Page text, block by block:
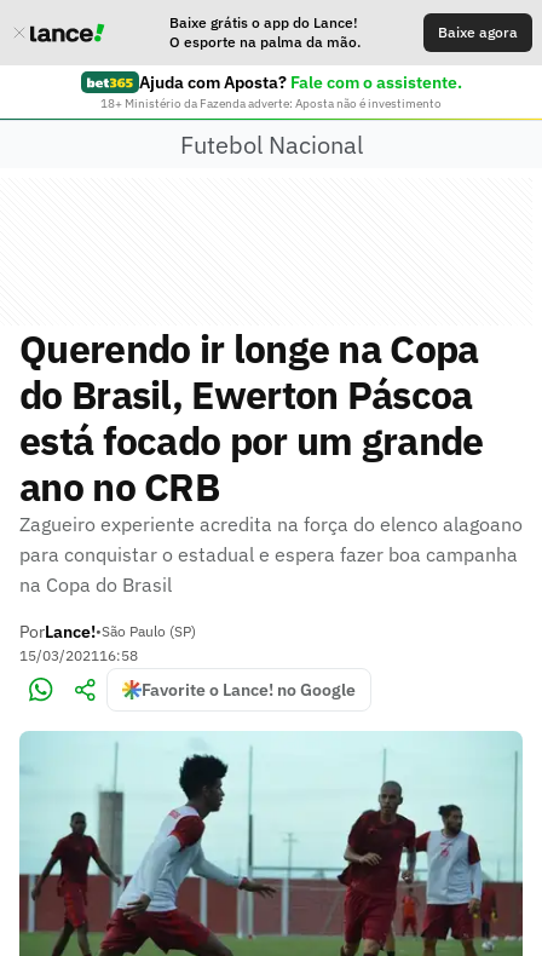
Baixe grátis o app do Lance!
O esporte na palma da mão.
Baixe agora
Ajuda com Aposta? Fale com o assistente.
18+ Ministério da Fazenda adverte: Aposta não é investimento
Futebol Nacional
Querendo ir longe na Copa
do Brasil, Ewerton Páscoa
está focado por um grande
ano no CRB
Zagueiro experiente acredita na força do elenco alagoano
para conquistar o estadual e espera fazer boa campanha
na Copa do Brasil
PorLance!•São Paulo (SP)
15/03/202116:58
Favorite o Lance! no Google